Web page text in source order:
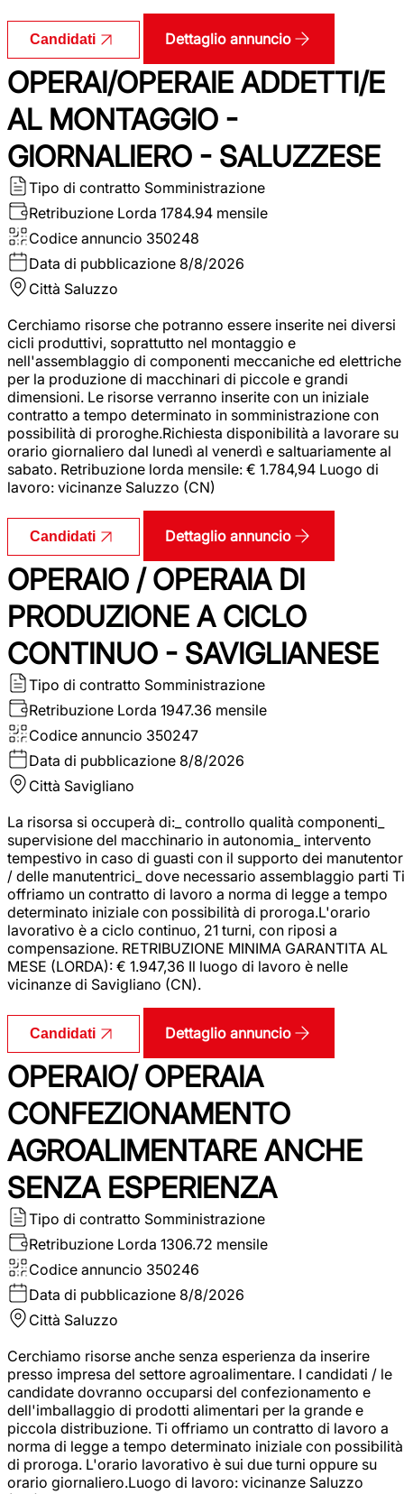
Candidati Dettaglio annuncio
OPERAI/OPERAIE ADDETTI/E
AL MONTAGGIO -
GIORNALIERO - SALUZZESE
Tipo di contratto Somministrazione
Retribuzione Lorda 1784.94 mensile
Codice annuncio 350248
Data di pubblicazione 8/8/2026
Città Saluzzo
Cerchiamo risorse che potranno essere inserite nei diversi
cicli produttivi, soprattutto nel montaggio e
nell'assemblaggio di componenti meccaniche ed elettriche
per la produzione di macchinari di piccole e grandi
dimensioni. Le risorse verranno inserite con un iniziale
contratto a tempo determinato in somministrazione con
possibilità di proroghe.Richiesta disponibilità a lavorare su
orario giornaliero dal lunedì al venerdì e saltuariamente al
sabato. Retribuzione lorda mensile: € 1.784,94 Luogo di
lavoro: vicinanze Saluzzo (CN)
Candidati Dettaglio annuncio
OPERAIO / OPERAIA DI
PRODUZIONE A CICLO
CONTINUO - SAVIGLIANESE
Tipo di contratto Somministrazione
Retribuzione Lorda 1947.36 mensile
Codice annuncio 350247
Data di pubblicazione 8/8/2026
Città Savigliano
La risorsa si occuperà di:_ controllo qualità componenti_
supervisione del macchinario in autonomia_ intervento
tempestivo in caso di guasti con il supporto dei
/ delle manutentrici_ dove necessario assemblaggio parti Ti
offriamo un contratto di lavoro a norma di legge a tempo
determinato iniziale con possibilità di proroga.L'orario
lavorativo è a ciclo continuo, 21 turni, con riposi a
compensazione. RETRIBUZIONE MINIMA GARANTITA AL
MESE (LORDA): € 1.947,36 Il luogo di lavoro è nelle
vicinanze di Savigliano (CN).
Candidati Dettaglio annuncio
OPERAIO/ OPERAIA
CONFEZIONAMENTO
AGROALIMENTARE ANCHE
SENZA ESPERIENZA
Tipo di contratto Somministrazione
Retribuzione Lorda 1306.72 mensile
Codice annuncio 350246
Data di pubblicazione 8/8/2026
Città Saluzzo
Cerchiamo risorse anche senza esperienza da inserire
presso impresa del settore agroalimentare. I candidati / le
candidate dovranno occuparsi del confezionamento e
dell'imballaggio di prodotti alimentari per la grande e
piccola distribuzione. Ti offriamo un contratto di lavoro a
norma di legge a tempo determinato iniziale con possibilità
di proroga. L'orario lavorativo è sui due turni oppure su
orario giornaliero.Luogo di lavoro: vicinanze Saluzzo